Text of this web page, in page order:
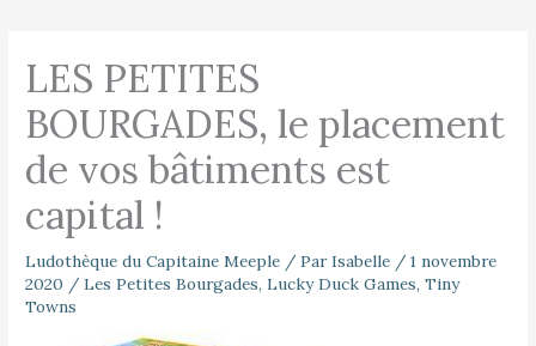
LES PETITES
BOURGADES, le placement
de vos bâtiments est
capital !
Ludothèque du Capitaine Meeple / ParIsabelle /1 novembre
2020 /Les Petites Bourgades,Lucky Duck Games,Tiny
Towns